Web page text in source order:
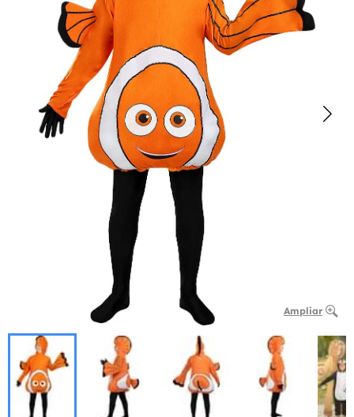
Ampliar